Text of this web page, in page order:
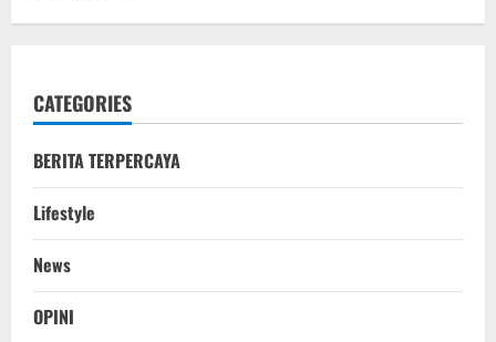
CATEGORIES
BERITA TERPERCAYA
Lifestyle
News
OPINI